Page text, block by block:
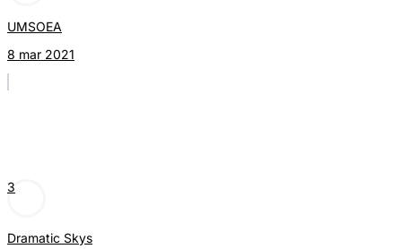
UMSOEA
8 mar 2021
3
Dramatic Skys